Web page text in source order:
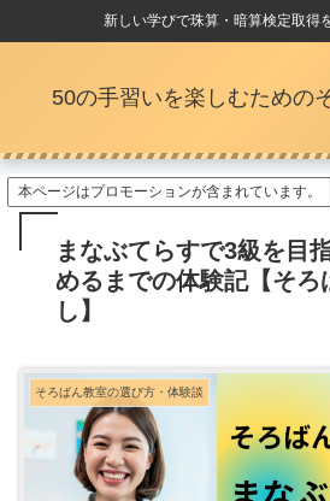
新しい学びで珠算・暗算検定取得
50の手習いを楽しむための
本ページはプロモーションが含まれています。
まなぶてらすで3級を目
めるまでの体験記【そろ
し】
そろばん教室の選び方・体験談